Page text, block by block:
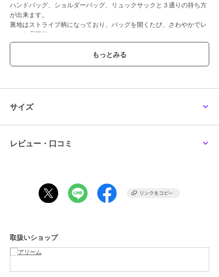
ハンドバッグ、ショルダーバッグ、リュックサックと３通りの持ち方
が出来ます。
裏地はストライプ柄になっており、バッグを開くたび、さわやかでレ
トロな雰囲気にときめきます♪
親子でリンクコーデや、家族でのお揃いコーデにもピッタリ！
お子様が持っても可愛いアイテムです
ハロウィンやプレゼント・ギフトにもおすすめ！
やサイズが異なる場合がございます。
※商品によって納品日が異なる場合がございます。全ての商品が揃い
商品カテゴリ バッグ ／ショルダーバッグ・メ
ッセンジャーバッグ
バッグ ／ショルダーバッグ・メ
カラー オフホワイト
サイズ
レビュー・口コミ
取扱いショップ